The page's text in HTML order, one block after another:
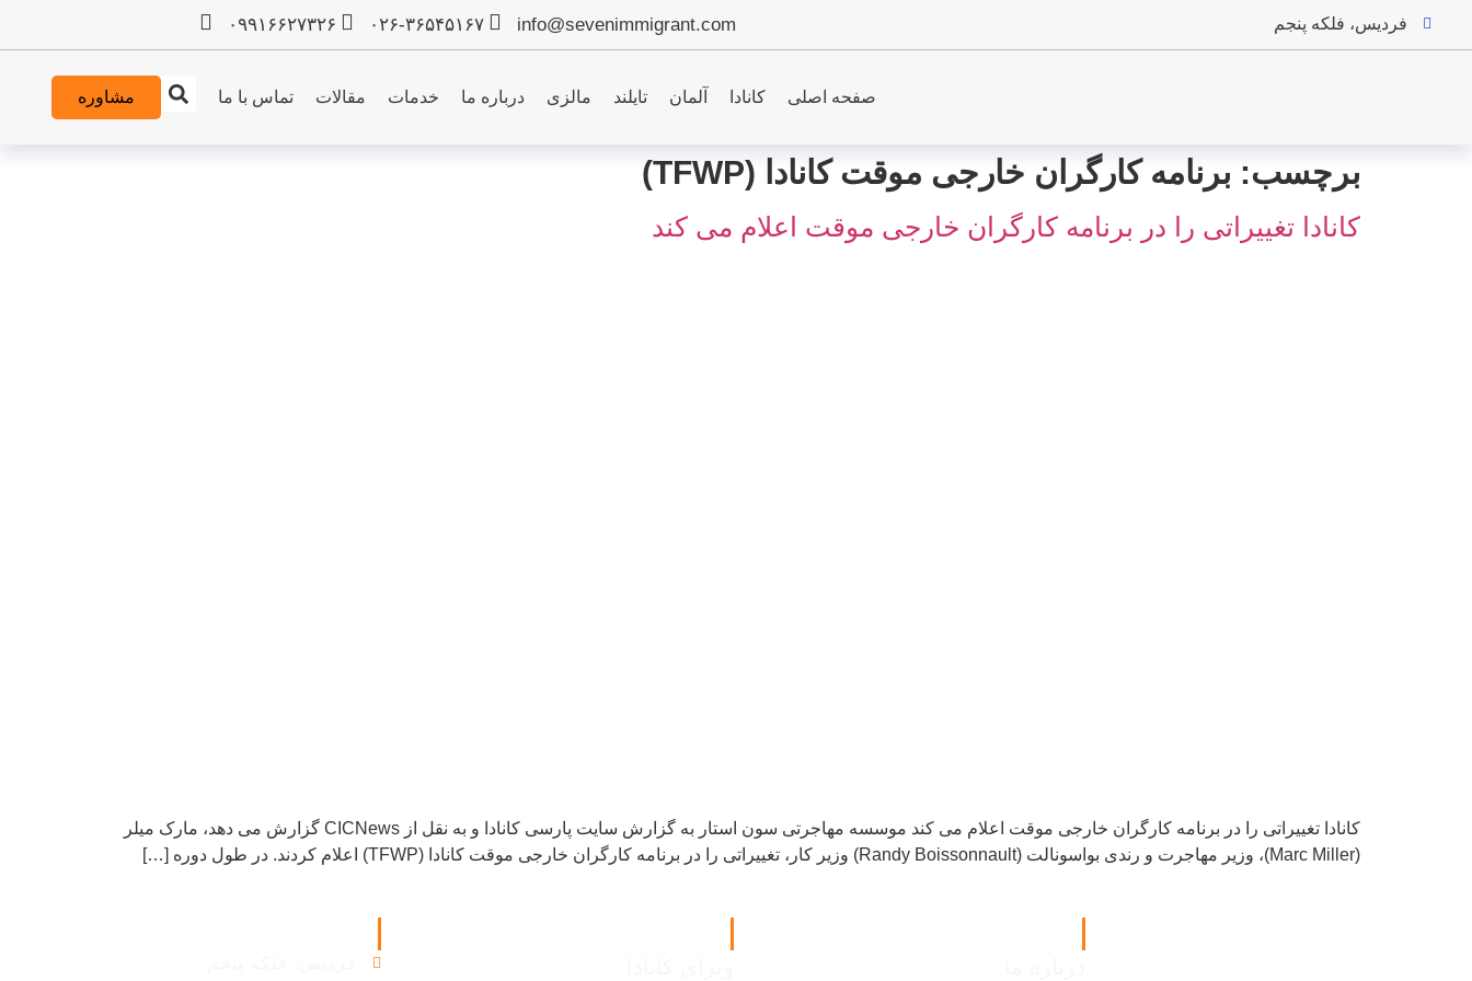
فردیس، فلکه پنجم info@sevenimmigrant.com ۰۲۶-۳۶۵۴۵۱۶۷ ۰۹۹۱۶۶۲۷۳۲۶
صفحه اصلی کانادا آلمان تایلند مالزی درباره ما خدمات مقالات تماس با ما مشاوره
برچسب: برنامه کارگران خارجی موقت کانادا (TFWP)
کانادا تغییراتی را در برنامه کارگران خارجی موقت اعلام می کند
کانادا تغییراتی را در برنامه کارگران خارجی موقت اعلام می کند موسسه مهاجرتی سون استار به گزارش سایت پارسی کانادا و به نقل از CICNews گزارش می دهد، مارک میلر
(Marc Miller)، وزیر مهاجرت و رندی بواسونالت (Randy Boissonnault) وزیر کار، تغییراتی را در برنامه کارگران خارجی موقت کانادا (TFWP) اعلام کردند. در طول دوره […]